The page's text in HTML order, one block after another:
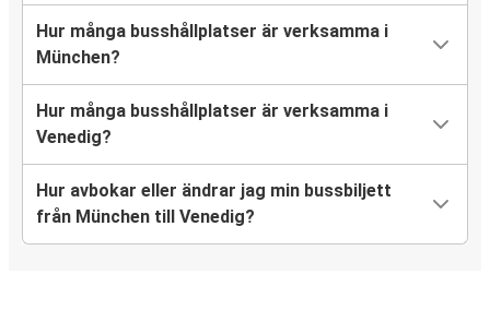
Hur många busshållplatser är verksamma i
München?
Hur många busshållplatser är verksamma i
Venedig?
Hur avbokar eller ändrar jag min bussbiljett
från München till Venedig?